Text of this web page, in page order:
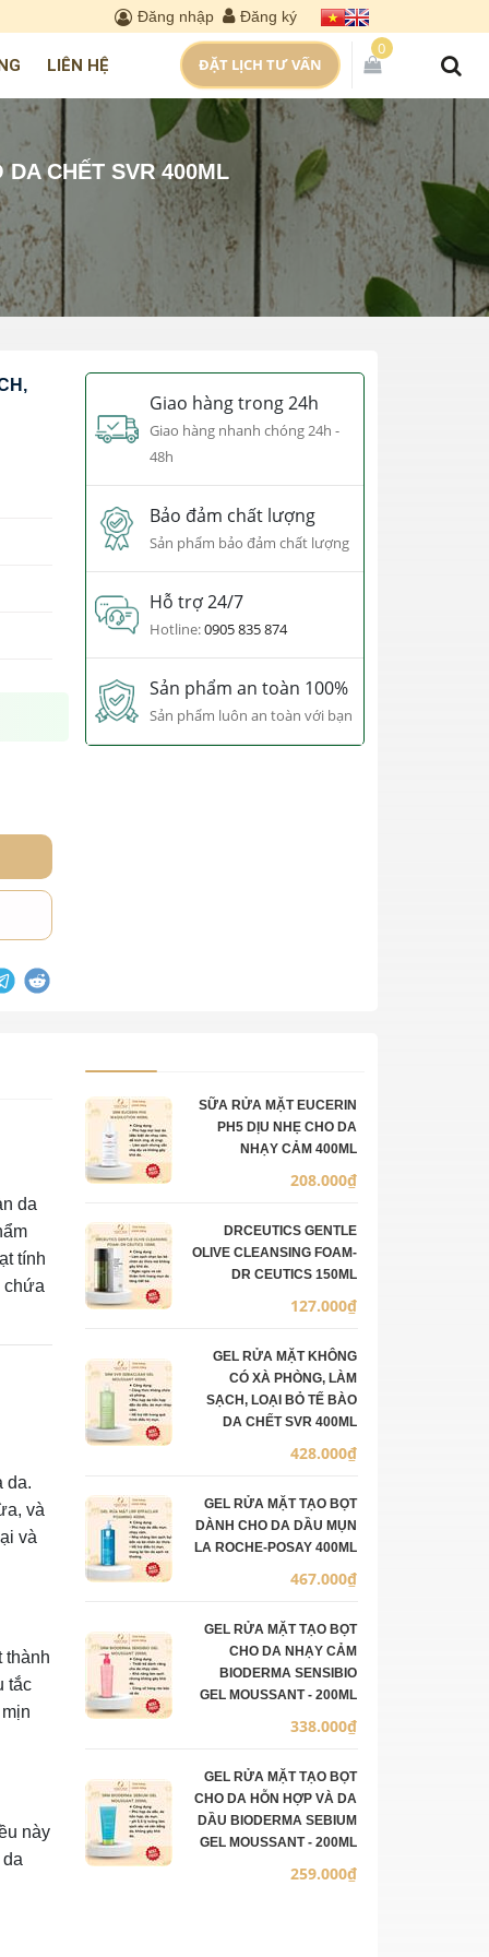
Đăng nhập Đăng ký
LIÊN HỆ ĐẶT LỊCH TƯ VẤN
0
CHẾT SVR 400ML
Giao hàng trong 24h
Giao hàng nhanh chóng 24h -
48h
Bảo đảm chất lượng
Sản phẩm bảo đảm chất lượng
Hỗ trợ 24/7
Hotline:0905 835 874
Sản phẩm an toàn 100%
Sản phẩm luôn an toàn với bạn
da
tính
chứa
da.
và
và
thành
tắc
này
Ảnh sản phẩmSỮA RỬA MẶT EUCERIN
PH5 DỊU NHẸ CHO DA
NHẠY CẢM 400ML
208.000₫
DRCEUTICS GENTLE
OLIVE CLEANSING FOAM-
DR CEUTICS 150ML
127.000₫
GEL RỬA MẶT KHÔNG
CÓ XÀ PHÒNG, LÀM
SẠCH, LOẠI BỎ TẾ BÀO
DA CHẾT SVR 400ML
428.000₫
GEL RỬA MẶT TẠO BỌT
DÀNH CHO DA DẦU MỤN
LA ROCHE-POSAY 400ML
467.000₫
GEL RỬA MẶT TẠO BỌT
CHO DA NHẠY CẢM
BIODERMA SENSIBIO
GEL MOUSSANT - 200ML
338.000₫
GEL RỬA MẶT TẠO BỌT
CHO DA HỖN HỢP VÀ DA
DẦU BIODERMA SEBIUM
GEL MOUSSANT - 200ML
259.000₫